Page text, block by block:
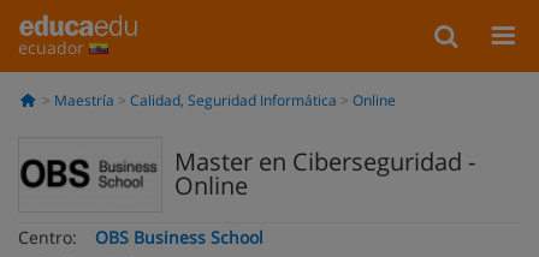
ecuador
Maestría Calidad, Seguridad Informática Online
Master en Ciberseguridad -
Online
Centro:
OBS Business School